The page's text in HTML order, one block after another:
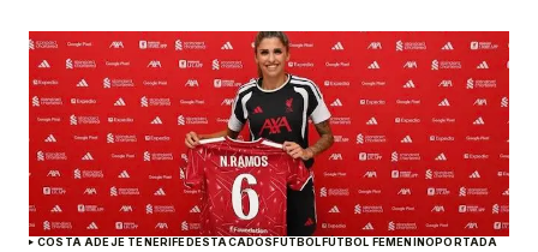
COSTA ADEJE TENERIFEDESTACADOSFÚTBOLFÚTBOL FEMENINOPORTADA